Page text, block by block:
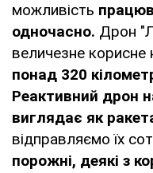
можливість
одночасно. Дрон
величезне корисне
понад 320
Реактивний дрон
виглядає як
відправляємо їх
порожні, деякі з